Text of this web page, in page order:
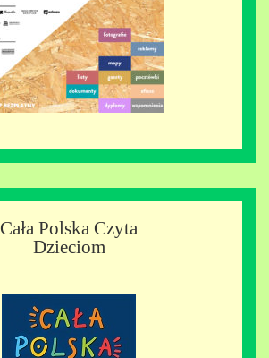
Cała Polska Czyta
Dzieciom